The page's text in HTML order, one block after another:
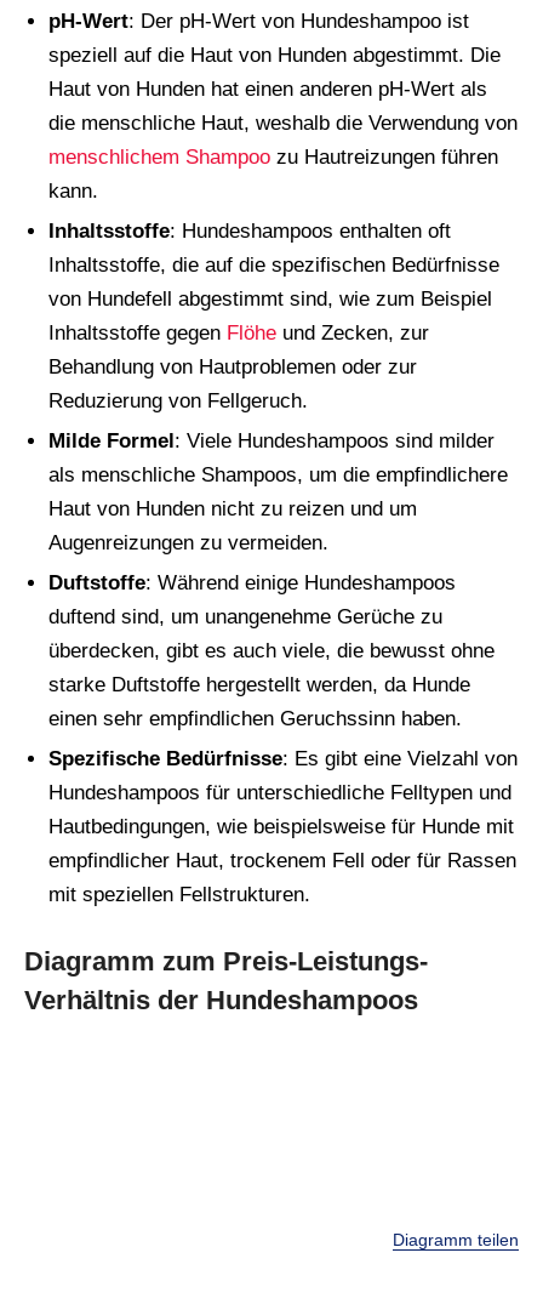
pH-Wert: Der pH-Wert von Hundeshampoo ist
speziell auf die Haut von Hunden abgestimmt. Die
Haut von Hunden hat einen anderen pH-Wert als
die menschliche Haut, weshalb die Verwendung von
menschlichem Shampoo zu Hautreizungen führen
kann.
Inhaltsstoffe: Hundeshampoos enthalten oft
Inhaltsstoffe, die auf die spezifischen Bedürfnisse
von Hundefell abgestimmt sind, wie zum Beispiel
Inhaltsstoffe gegen Flöhe und Zecken, zur
Behandlung von Hautproblemen oder zur
Reduzierung von Fellgeruch.
Milde Formel : Viele Hundeshampoos sind milder
als menschliche Shampoos, um die empfindlichere
Haut von Hunden nicht zu reizen und um
Augenreizungen zu vermeiden.
Duftstoffe: Während einige Hundeshampoos
duftend sind, um unangenehme Gerüche zu
überdecken, gibt es auch viele, die bewusst ohne
starke Duftstoffe hergestellt werden, da Hunde
einen sehr empfindlichen Geruchssinn haben.
Spezifische Bedürfnisse: Es gibt eine Vielzahl von
Hundeshampoos für unterschiedliche Felltypen und
Hautbedingungen, wie beispielsweise für Hunde mit
empfindlicher Haut, trockenem Fell oder für Rassen
mit speziellen Fellstrukturen.
Diagramm zum Preis-Leistungs-
Verhältnis der Hundeshampoos
Diagramm teilen